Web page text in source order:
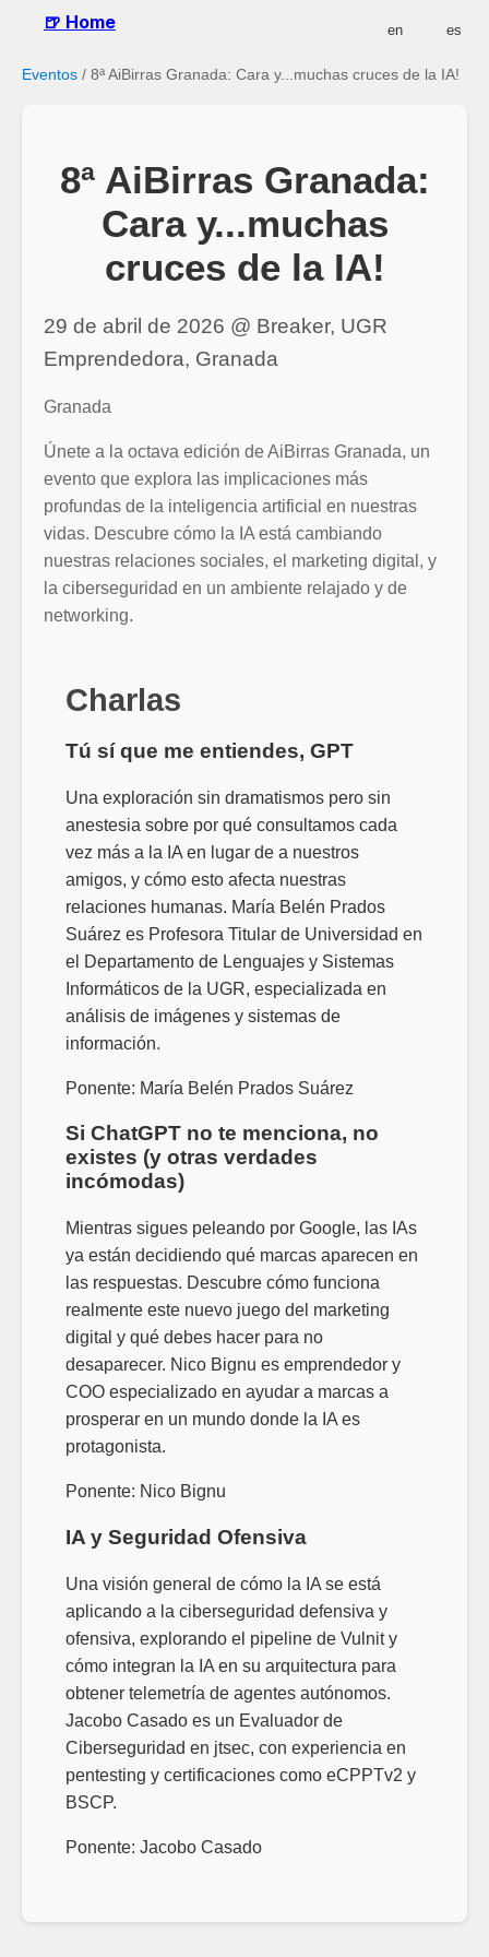
en es
🍺 Home
Eventos / 8ª AiBirras Granada: Cara y...muchas cruces de la IA!
8ª AiBirras Granada:
Cara y...muchas
cruces de la IA!
29 de abril de 2026 @ Breaker, UGR
Emprendedora, Granada
Granada
Únete a la octava edición de AiBirras Granada, un
evento que explora las implicaciones más
profundas de la inteligencia artificial en nuestras
vidas. Descubre cómo la IA está cambiando
nuestras relaciones sociales, el marketing digital, y
la ciberseguridad en un ambiente relajado y de
networking.
Charlas
Tú sí que me entiendes, GPT
Una exploración sin dramatismos pero sin
anestesia sobre por qué consultamos cada
vez más a la IA en lugar de a nuestros
amigos, y cómo esto afecta nuestras
relaciones humanas. María Belén Prados
Suárez es Profesora Titular de Universidad en
el Departamento de Lenguajes y Sistemas
Informáticos de la UGR, especializada en
análisis de imágenes y sistemas de
información.
Ponente: María Belén Prados Suárez
Si ChatGPT no te menciona, no
existes (y otras verdades
incómodas)
Mientras sigues peleando por Google, las IAs
ya están decidiendo qué marcas aparecen en
las respuestas. Descubre cómo funciona
realmente este nuevo juego del marketing
digital y qué debes hacer para no
desaparecer. Nico Bignu es emprendedor y
COO especializado en ayudar a marcas a
prosperar en un mundo donde la IA es
protagonista.
Ponente: Nico Bignu
IA y Seguridad Ofensiva
Una visión general de cómo la IA se está
aplicando a la ciberseguridad defensiva y
ofensiva, explorando el pipeline de Vulnit y
cómo integran la IA en su arquitectura para
obtener telemetría de agentes autónomos.
Jacobo Casado es un Evaluador de
Ciberseguridad en jtsec, con experiencia en
pentesting y certificaciones como eCPPTv2 y
BSCP.
Ponente: Jacobo Casado